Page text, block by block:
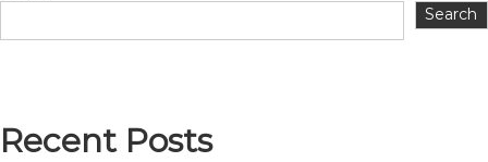
Search
Recent Posts